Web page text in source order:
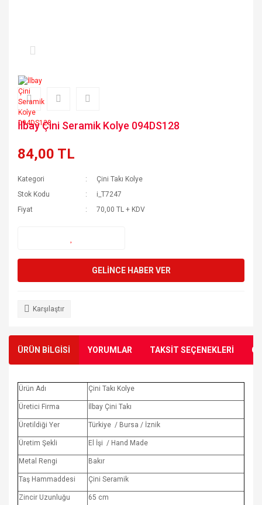
İlbay Çini Seramik Kolye 094DS128
84,00 TL
Kategori
Çini Takı Kolye
Stok Kodu
i_T7247
Fiyat
70,00 TL + KDV
GELİNCE HABER VER
Karşılaştır
ÜRÜN BİLGİSİ YORUMLAR TAKSİT SEÇENEKLERİ
Ürün Adı Çini Takı Kolye
Üretici Firma İlbay Çini Takı
Üretildiği Yer Türkiye / Bursa / İznik
Üretim Şekli El İşi / Hand Made
Metal Rengi Bakır
Taş Hammaddesi Çini Seramik
Zincir Uzunluğu 65 cm